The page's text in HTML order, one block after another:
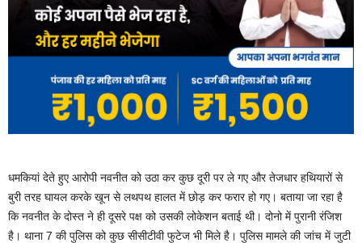
धमकियां देते हुए आरोपी नवनीत को उठा कर कुछ दूरी पर ले गए और तेजधार हथियारों से
बुरी तरह घायल करके खून से लथपथ हालत में छोड़ कर फरार हो गए। बताया जा रहा है
कि नवनीत के दोस्त ने ही दूसरे पक्ष को उसकी लोकेशन बताई थी। दोनो में पुरानी रंजिश
है। थाना 7 की पुलिस को कुछ सीसीटीवी फुटेज भी मिले है। पुलिस मामले की जांच में जुटी